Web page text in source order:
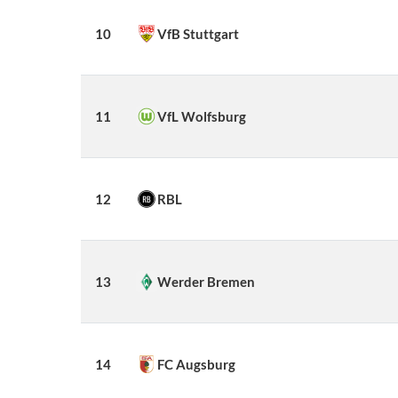
10 VfB Stuttgart
11 VfL Wolfsburg
12 RBL
13 Werder Bremen
14 FC Augsburg